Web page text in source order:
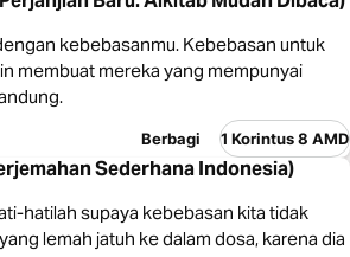
kebebasanmu. Kebebasan untuk
membuat mereka yang mempunyai
Berbagi 1 Korintus 8 AMD
Sederhana Indonesia)
hatilah supaya kebebasan kita tidak
lemah jatuh ke dalam dosa, karena dia